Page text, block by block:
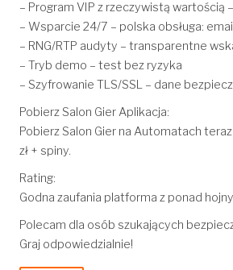
– Program VIP z rzeczywistą wartością
– Wsparcie 24/7 – polska obsługa:
– RNG/RTP audyty – transparentne
– Tryb demo – test bez ryzyka
– Szyfrowanie TLS/SSL – dane
Pobierz Salon Gier Aplikacja:
Pobierz Salon Gier na Automatach
zł + spiny.
Rating:
Godna zaufania platforma z ponad
Polecam dla osób szukających
Graj odpowiedzialnie!